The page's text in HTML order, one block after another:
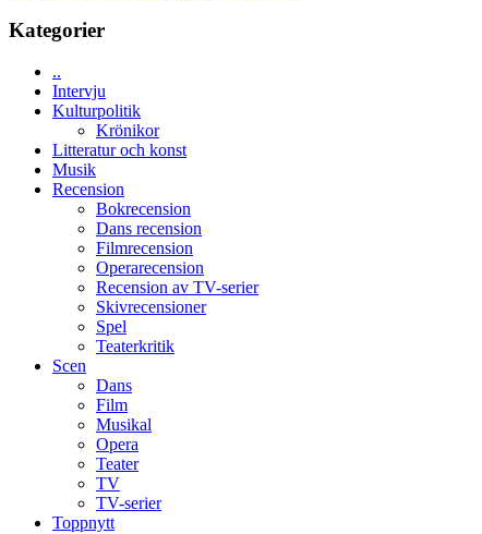
Kategorier
..
Intervju
Kulturpolitik
Krönikor
Litteratur och konst
Musik
Recension
Bokrecension
Dans recension
Filmrecension
Operarecension
Recension av TV-serier
Skivrecensioner
Spel
Teaterkritik
Scen
Dans
Film
Musikal
Opera
Teater
TV
TV-serier
Toppnytt